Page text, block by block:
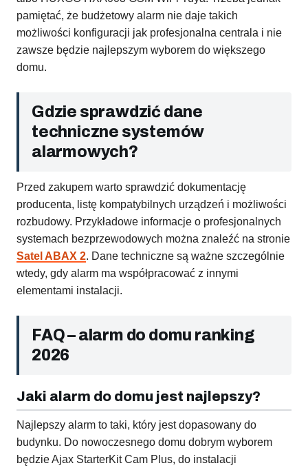
pamiętać, że budżetowy alarm nie daje takich
możliwości konfiguracji jak profesjonalna centrala i nie
zawsze będzie najlepszym wyborem do większego
domu.
Gdzie sprawdzić dane
techniczne systemów
alarmowych?
Przed zakupem warto sprawdzić dokumentację
producenta, listę kompatybilnych urządzeń i możliwości
rozbudowy. Przykładowe informacje o profesjonalnych
systemach bezprzewodowych można znaleźć na stronie
Satel ABAX 2. Dane techniczne są ważne szczególnie
wtedy, gdy alarm ma współpracować z innymi
elementami instalacji.
FAQ – alarm do domu ranking
2026
Jaki alarm do domu jest najlepszy?
Najlepszy alarm to taki, który jest dopasowany do
budynku. Do nowoczesnego domu dobrym wyborem
będzie Ajax StarterKit Cam Plus, do instalacji